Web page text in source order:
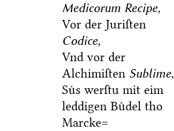
Medicorum Recipe,
Vor der Juriſten
Codice,
Vnd vor der
Alchimiſten Sublime,
Suͤs werſtu mit eim
leddigen Buͤdel tho
Marcke=